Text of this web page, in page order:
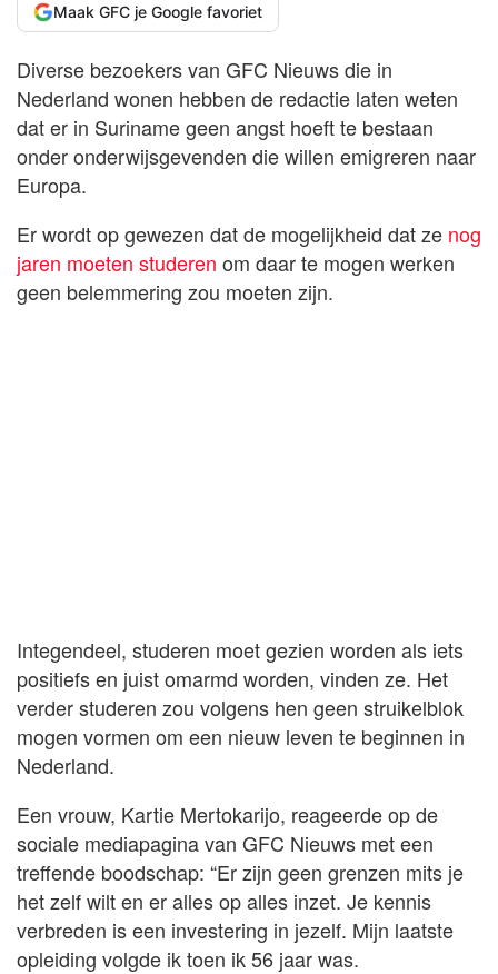
Maak GFC je Google favoriet
Diverse bezoekers van GFC Nieuws die in
Nederland wonen hebben de redactie laten weten
dat er in Suriname geen angst hoeft te bestaan
onder onderwijsgevenden die willen emigreren naar
Europa.
Er wordt op gewezen dat de mogelijkheid dat ze nog
jaren moeten studeren om daar te mogen werken
geen belemmering zou moeten zijn.
Integendeel, studeren moet gezien worden als iets
positiefs en juist omarmd worden, vinden ze. Het
verder studeren zou volgens hen geen struikelblok
mogen vormen om een nieuw leven te beginnen in
Nederland.
Een vrouw, Kartie Mertokarijo, reageerde op de
sociale mediapagina van GFC Nieuws met een
treffende boodschap: “Er zijn geen grenzen mits je
het zelf wilt en er alles op alles inzet. Je kennis
verbreden is een investering in jezelf. Mijn laatste
opleiding volgde ik toen ik 56 jaar was.